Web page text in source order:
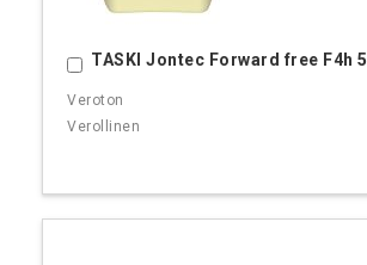
TASKI Jontec Forward free F4h 5l
Ostoskoriin